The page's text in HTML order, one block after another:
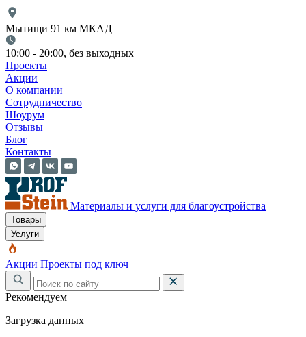
Мытищи 91 км МКАД
10:00 - 20:00, без выходных
Проекты
Акции
О компании
Сотрудничество
Шоурум
Отзывы
Блог
Контакты
Материалы и услуги для благоустройства
Товары
Услуги
Акции Проекты под ключ
Рекомендуем
Загрузка данных